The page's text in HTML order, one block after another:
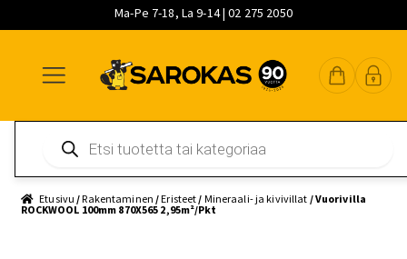
Ma-Pe 7-18, La 9-14 | 02 275 2050
navigointiin
sisältöön
pääsisältöön
search
Etusivu /Rakentaminen /Eristeet / Mineraali- ja kivivillat / Vuorivilla
ROCKWOOL 100mm 870X565 2,95m²/Pkt